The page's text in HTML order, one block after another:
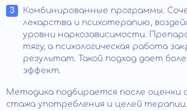
Комбинированные программы.
лекарства и психотерапию,
уровни наркозависимости.
тягу, а психологическая работа
результат. Такой подход дает
эффект.
Методика подбирается после оценки
стажа употребления и целей